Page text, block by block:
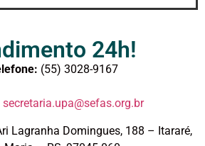
24h!
(55) 3028-9167
secretaria.upa@sefas.org.br
Lagranha Domingues, 188 – Itararé,